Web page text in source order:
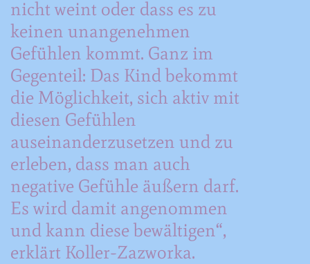
nicht weint oder dass es zu
keinen unangenehmen
Gefühlen kommt. Ganz im
Gegenteil: Das Kind bekommt
die Möglichkeit, sich aktiv mit
diesen Gefühlen
auseinanderzusetzen und zu
erleben, dass man auch
negative Gefühle äußern darf.
Es wird damit angenommen
und kann diese bewältigen“,
erklärt Koller-Zazworka.